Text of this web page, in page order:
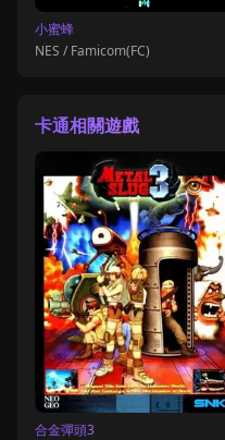
小蜜蜂
NES / Famicom(FC)
卡通相關遊戲
合金彈頭3